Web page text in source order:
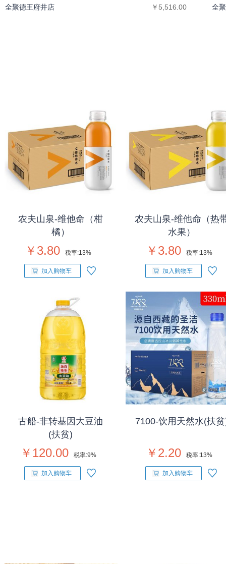
全聚德王府井店
￥5,516.00
全
农夫山泉-维他命（柑
橘）
￥3.80 税率:13%
加入购物车
农夫山泉-维他命（热
水果）
￥3.80 税率:13%
加入购物车
古船-非转基因大豆油
(扶贫)
￥120.00 税率:9%
加入购物车
7100-饮用天然水(扶
￥2.20 税率:13%
加入购物车